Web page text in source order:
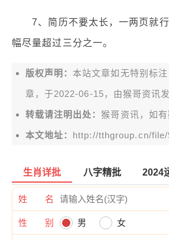
7、简历不要太长，一两页就行
幅尽量超过三分之一。
版权声明： 本站文章如无特别标
章，于2022-06-15，由猴哥资讯
转载请注明出处：猴哥资讯，如
本文地址： http://tthgroup.cn/
生肖详批 八字精批 2024
姓 名
性 别 男 女